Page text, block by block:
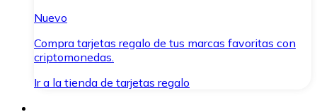
Nuevo
Compra tarjetas regalo de tus marcas favoritas con
criptomonedas.
Ir a la tienda de tarjetas regalo